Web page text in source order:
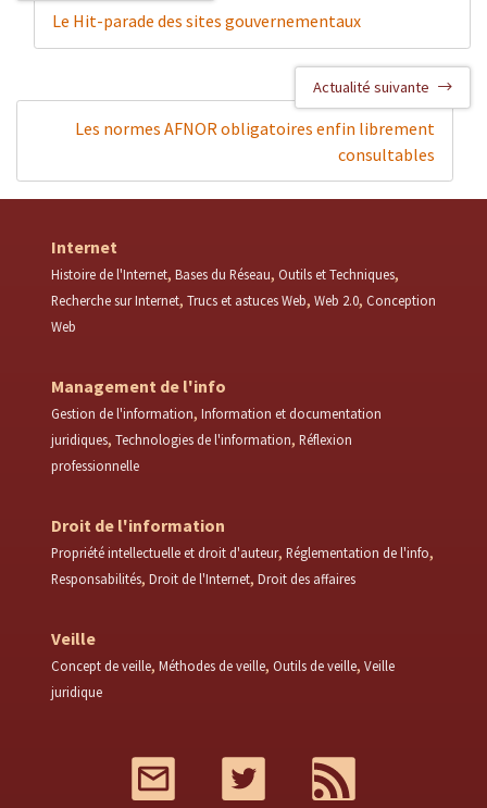
Le Hit-parade des sites gouvernementaux
Actualité suivante
Les normes AFNOR obligatoires enfin librement
consultables
Internet
Histoire de l'Internet Bases du Réseau Outils et Techniques
Recherche sur Internet Trucs et astuces Web Web 2.0 Conception
Web
Management de l'info
Gestion de l'information Information et documentation
juridiques Technologies de l'information Réflexion
professionnelle
Droit de l'information
Propriété intellectuelle et droit d'auteur Réglementation de l'info
Responsabilités Droit de l'Internet Droit des affaires
Veille
Concept de veille Méthodes de veille Outils de veille Veille
juridique
Twitter